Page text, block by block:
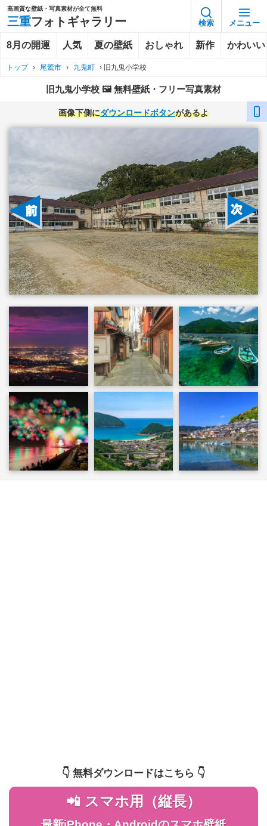
高画質な壁紙・写真素材が全て無料
三重フォトギャラリー 検索 メニュー
8月の開運 人気 夏の壁紙 おしゃれ 新作 かわいい
トップ › 尾鷲市 › 九鬼町 › 旧九鬼小学校
旧九鬼小学校 🖼️ 無料壁紙・フリー写真素材
画像下側にダウンロードボタンがあるよ
👇️ 無料ダウンロードはこちら 👇️
📲 スマホ用（縦長）